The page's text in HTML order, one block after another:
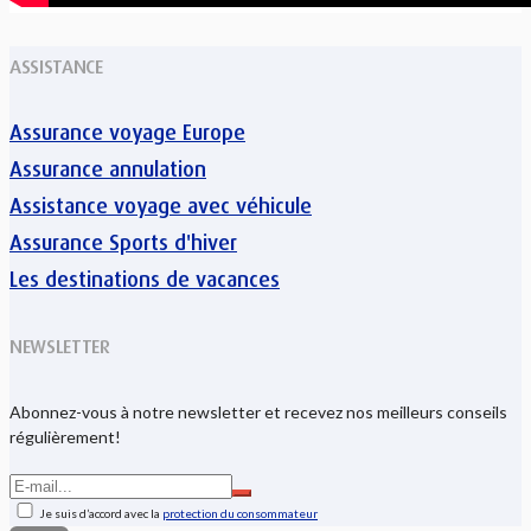
ASSISTANCE
Assurance voyage Europe
Assurance annulation
Assistance voyage avec véhicule
Assurance Sports d'hiver
Les destinations de vacances
NEWSLETTER
Abonnez-vous à notre newsletter et recevez nos meilleurs conseils
régulièrement!
Je suis d’accord avec la protection du consommateur